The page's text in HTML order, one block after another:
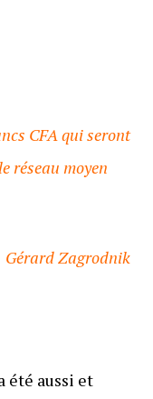
CFA qui seront
réseau moyen
Gérard Zagrodnik
été aussi et